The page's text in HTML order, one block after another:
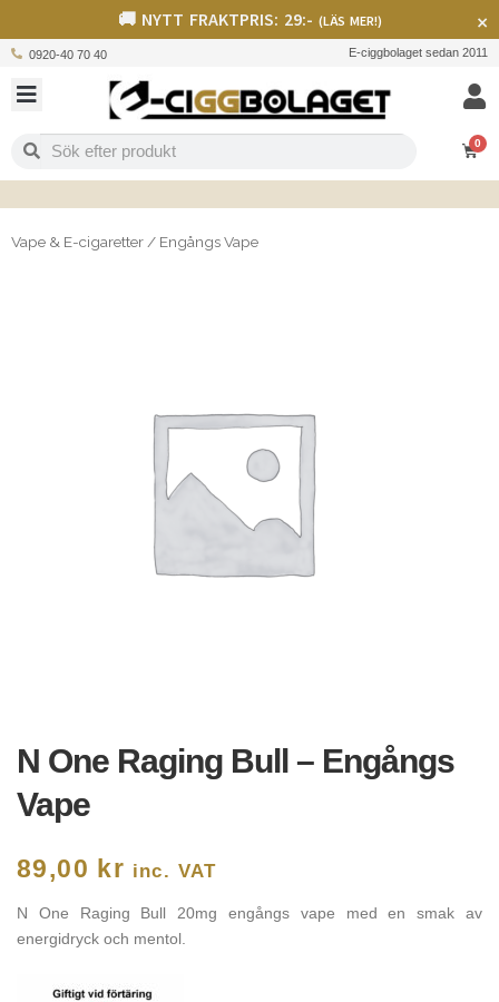
🚚 NYTT FRAKTPRIS: 29:- (LÄS MER!) ×
0920-40 70 40 E-ciggbolaget sedan 2011
0
Vape & E-cigaretter / Engångs Vape
N One Raging Bull – Engångs
Vape
89,00 kr inc. VAT
N One Raging Bull 20mg engångs vape med en smak av
energidryck och mentol.